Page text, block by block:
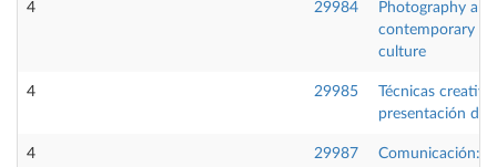
4 29984
Photography and
contemporary
culture
4 29985
Técnicas
presentación de
4 29987